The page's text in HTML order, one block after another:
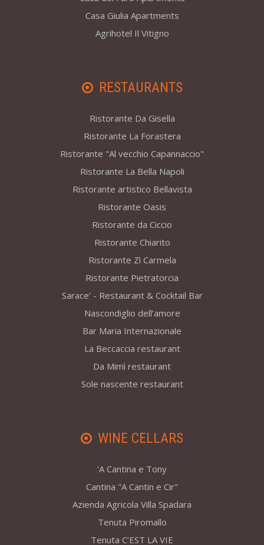
Casa Giulia Apartments
Agrihotel Il Vitigno
RESTAURANTS
Ristorante Da Gisella
Ristorante La Forastera
Ristorante "Al vecchio Capannaccio"
Ristorante La Bella Napoli
Ristorante artistico Bellavista
Ristorante Oasis
Ristorante da Ciccio
Ristorante Chiarito
Ristorante Zì Carmela
Ristorante Pietratorcia
Sarace' - Restaurant & Cocktail Bar
Nascondiglio dell’amore
Bar Maria Internazionale
La Beccaccia restaurant
Da Mimì restaurant
Sole nascente restaurant
WINE CELLARS
'A Cantina e Tony
Cantina "A Cantin e Cir"
Azienda Agricola Villa Spadara
Tenuta Piromallo
Tenuta C’EST LA VIE